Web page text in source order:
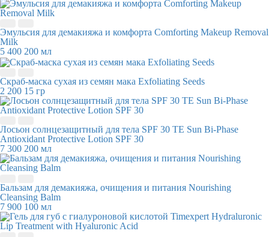
Эмульсия для демакияжа и комфорта Comforting Makeup Removal
Milk
5 400 200 мл
Скраб-маска сухая из семян мака Exfoliating Seeds
2 200 15 гр
Лосьон солнцезащитный для тела SPF 30 TE Sun Bi-Phase
Antioxidant Protective Lotion SPF 30
7 300 200 мл
Бальзам для демакияжа, очищения и питания Nourishing
Cleansing Balm
7 900 100 мл